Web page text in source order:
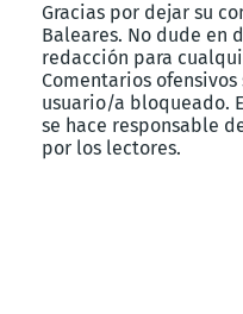
Gracias por dejar su
Baleares. No dude en
redacción para
Comentarios
usuario/a bloqueado.
se hace responsable
por los lectores.